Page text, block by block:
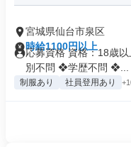
宮城県仙台市泉区
時給1100円以上
応募資格 資格：18歳
別不問 ❖学歴不問 ❖...
制服あり 社員登用あり